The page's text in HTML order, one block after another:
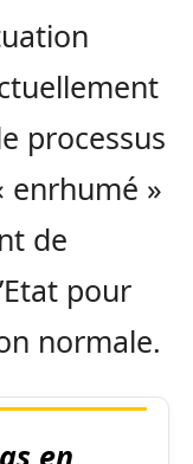
processus
enrhumé »
de
pour
normale.